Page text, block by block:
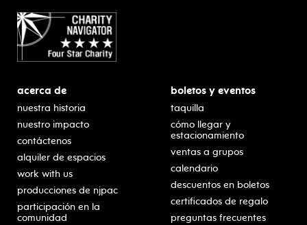
acerca de
nuestra historia
nuestro impacto
contáctenos
alquiler de espacios
work with us
producciones de njpac
participación en la
comunidad
boletos y eventos
taquilla
cómo llegar y
estacionamiento
ventas a grupos
calendario
descuentos en boletos
certificados de regalo
preguntas frecuentes